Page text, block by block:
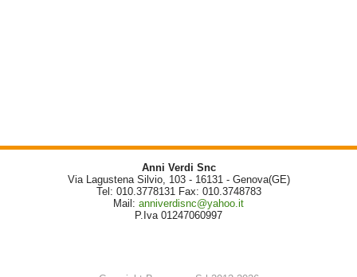
Anni Verdi Snc
Via Lagustena Silvio, 103 - 16131 - Genova(GE)
Tel: 010.3778131 Fax: 010.3748783
Mail: anniverdisnc@yahoo.it
P.Iva 01247060997